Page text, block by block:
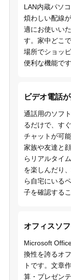
LAN内蔵パソコ
煩わしい配線
適にお使いい
す。家中どこ
場所でショッ
便利な機能です
ビデオ電話
通話用のソフ
るだけで、す
チャットが可
家族や友達と
らリアルタイ
を楽しんだり
ら自宅にいる
子を確認する
オフィスソ
Microsoft
換性を誇るオ
トです。文章
算・プレゼン